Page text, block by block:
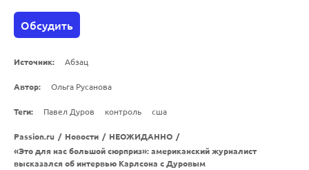
Обсудить
Источник: Абзац
Автор: Ольга Русанова
Теги: Павел Дуров контроль сша
Passion.ru / Новости / НЕОЖИДАННО /
«Это для нас большой сюрприз»: американский журналист
высказался об интервью Карлсона с Дуровым